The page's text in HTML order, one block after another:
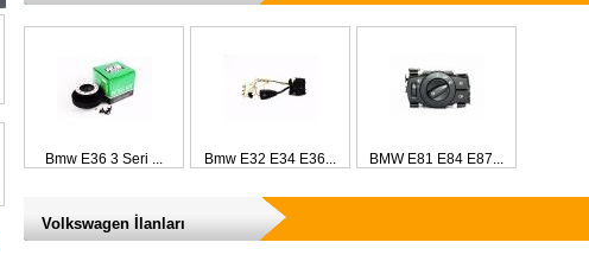
Bmw E36 3 Seri ... Bmw E32 E34 E36... BMW E81 E84 E87...
Volkswagen İlanları